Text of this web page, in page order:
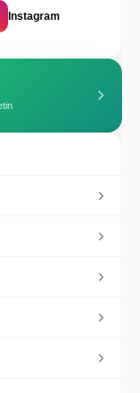
Instagram